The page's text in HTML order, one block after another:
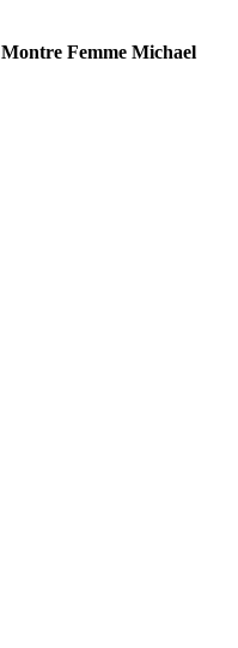
Montre Femme Michael